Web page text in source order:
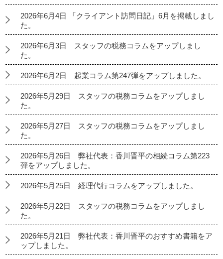
2026年6月4日 「クライアント訪問日記」6月を掲載しまし
た。
2026年6月3日 スタッフの税務コラムをアップしまし
た。
2026年6月2日 起業コラム第247弾をアップしました。
2026年5月29日 スタッフの税務コラムをアップしまし
た。
2026年5月27日 スタッフの税務コラムをアップしまし
た。
2026年5月26日 弊社代表：香川晋平の相続コラム第223
弾をアップしました。
2026年5月25日 経理代行コラムをアップしました。
2026年5月22日 スタッフの税務コラムをアップしまし
た。
2026年5月21日 弊社代表：香川晋平のおすすめ書籍をア
ップしました。